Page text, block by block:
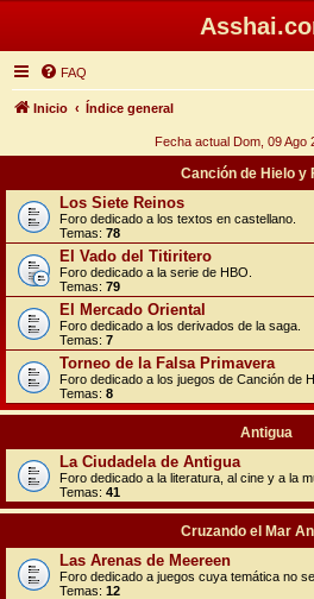
FAQ
Inicio Índice general
Fecha actual Dom, 09 Ago
Canción de Hielo y
Los Siete Reinos
Foro dedicado a los textos en castellano.
Temas: 78
El Vado del Titiritero
Foro dedicado a la serie de HBO.
Temas: 79
El Mercado Oriental
Foro dedicado a los derivados de la saga.
Temas: 7
Torneo de la Falsa Primavera
Foro dedicado a los juegos de Canción de
Temas: 8
Antigua
La Ciudadela de Antigua
Foro dedicado a la literatura, al cine y a la
Temas: 41
Cruzando el Mar
Las Arenas de Meereen
Foro dedicado a juegos cuya temática no
Temas: 12